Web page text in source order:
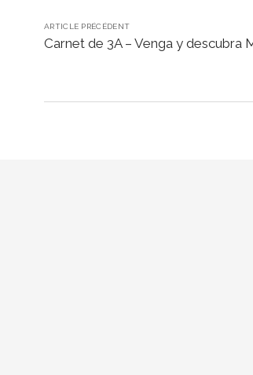
ARTICLE PRÉCÉDENT
Carnet de 3A – Venga y descubra